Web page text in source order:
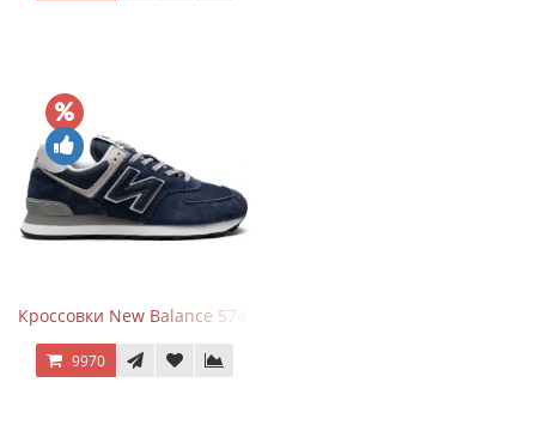
Кроссовки New Balance 574 Navy Blue Grey
9970